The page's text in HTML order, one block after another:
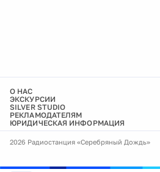
О НАС
ЭКСКУРСИИ
SILVER STUDIO
РЕКЛАМОДАТЕЛЯМ
ЮРИДИЧЕСКАЯ ИНФОРМАЦИЯ
2026 Радиостанция «Серебряный Дождь»